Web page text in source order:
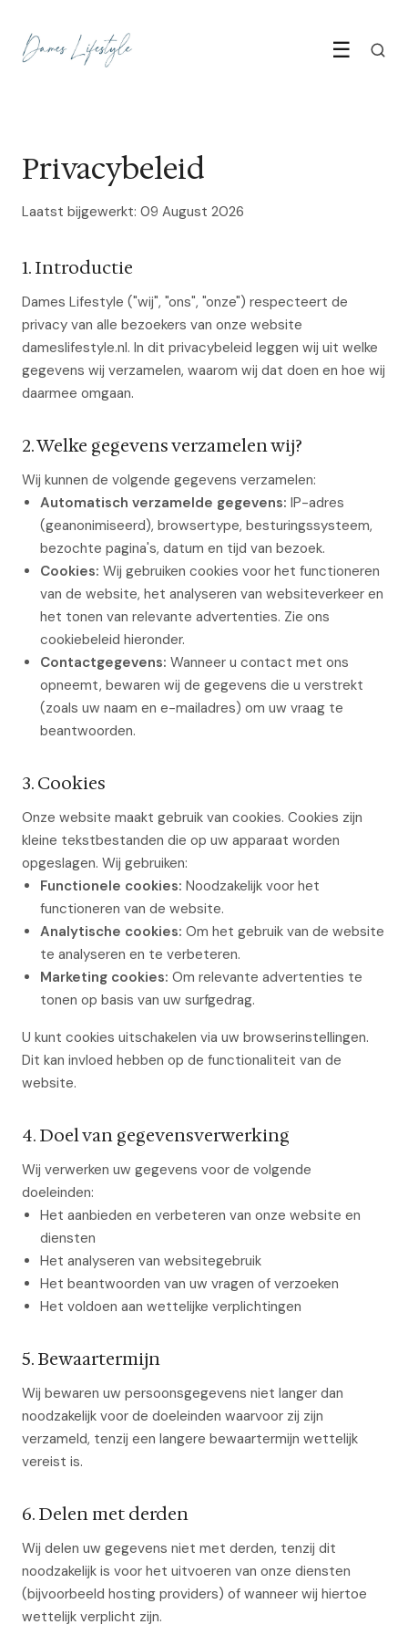
☰
Privacybeleid
Laatst bijgewerkt: 09 August 2026
1. Introductie
Dames Lifestyle ("wij", "ons", "onze") respecteert de
privacy van alle bezoekers van onze website
dameslifestyle.nl. In dit privacybeleid leggen wij uit welke
gegevens wij verzamelen, waarom wij dat doen en hoe wij
daarmee omgaan.
2. Welke gegevens verzamelen wij?
Wij kunnen de volgende gegevens verzamelen:
Automatisch verzamelde gegevens: IP-adres
(geanonimiseerd), browsertype, besturingssysteem,
bezochte pagina's, datum en tijd van bezoek.
Cookies: Wij gebruiken cookies voor het functioneren
van de website, het analyseren van websiteverkeer en
het tonen van relevante advertenties. Zie ons
cookiebeleid hieronder.
Contactgegevens: Wanneer u contact met ons
opneemt, bewaren wij de gegevens die u verstrekt
(zoals uw naam en e-mailadres) om uw vraag te
beantwoorden.
3. Cookies
Onze website maakt gebruik van cookies. Cookies zijn
kleine tekstbestanden die op uw apparaat worden
opgeslagen. Wij gebruiken:
Functionele cookies: Noodzakelijk voor het
functioneren van de website.
Analytische cookies: Om het gebruik van de website
te analyseren en te verbeteren.
Marketing cookies: Om relevante advertenties te
tonen op basis van uw surfgedrag.
U kunt cookies uitschakelen via uw browserinstellingen.
Dit kan invloed hebben op de functionaliteit van de
website.
4. Doel van gegevensverwerking
Wij verwerken uw gegevens voor de volgende
doeleinden:
Het aanbieden en verbeteren van onze website en
diensten
Het analyseren van websitegebruik
Het beantwoorden van uw vragen of verzoeken
Het voldoen aan wettelijke verplichtingen
5. Bewaartermijn
Wij bewaren uw persoonsgegevens niet langer dan
noodzakelijk voor de doeleinden waarvoor zij zijn
verzameld, tenzij een langere bewaartermijn wettelijk
vereist is.
6. Delen met derden
Wij delen uw gegevens niet met derden, tenzij dit
noodzakelijk is voor het uitvoeren van onze diensten
(bijvoorbeeld hosting providers) of wanneer wij hiertoe
wettelijk verplicht zijn.